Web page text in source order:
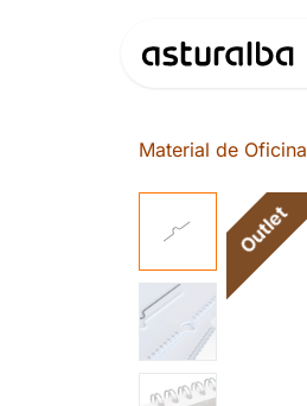
Material de Oficina
Outlet